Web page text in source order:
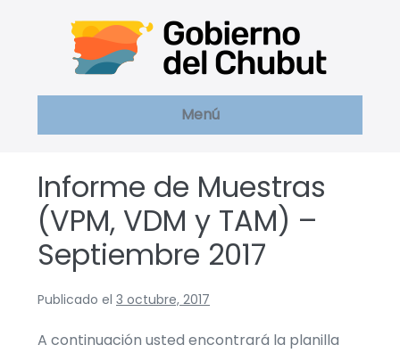
Menú
Informe de Muestras
(VPM, VDM y TAM) –
Septiembre 2017
Publicado el 3 octubre, 2017
A continuación usted encontrará la planilla